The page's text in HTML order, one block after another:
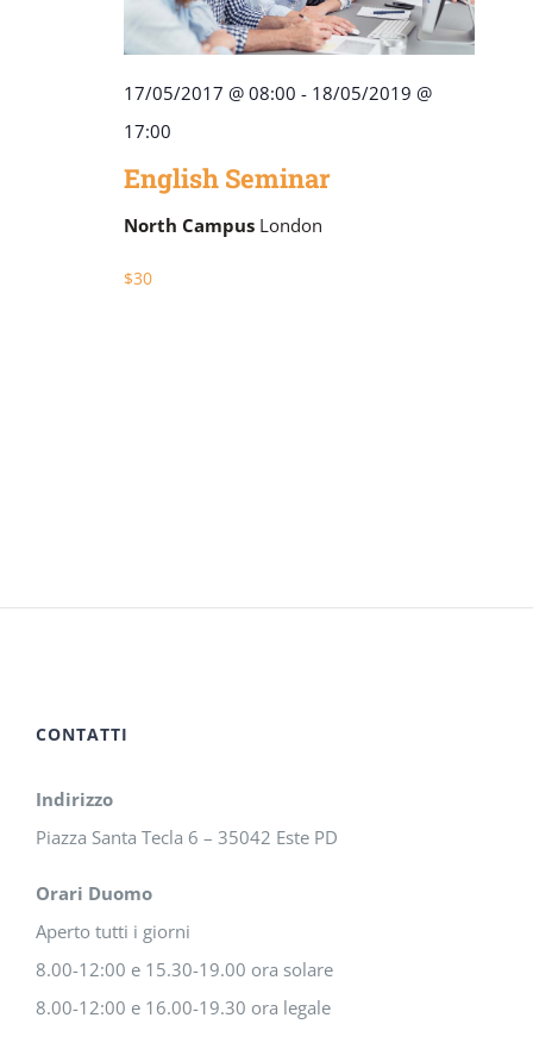
17/05/2017 @ 08:00 - 18/05/2019 @
17:00
English Seminar
North Campus London
$30
CONTATTI
Indirizzo
Piazza Santa Tecla 6 – 35042 Este PD
Orari Duomo
Aperto tutti i giorni
8.00-12:00 e 15.30-19.00 ora solare
8.00-12:00 e 16.00-19.30 ora legale